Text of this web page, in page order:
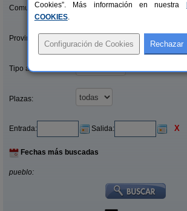
Comunidades:
Provincias/Islas:
Tipo alquiler:
Plazas:
Entrada: Salida: X
Fechas más buscadas
pueblo:
Cookies”. Más información en nuestra
COOKIES.